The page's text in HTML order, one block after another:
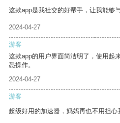
这款app是我社交的好帮手，让我能够
2024-04-27
游客
这款app的用户界面简洁明了，使用起
悉操作。
2024-04-27
游客
超级好用的加速器，妈妈再也不用担心